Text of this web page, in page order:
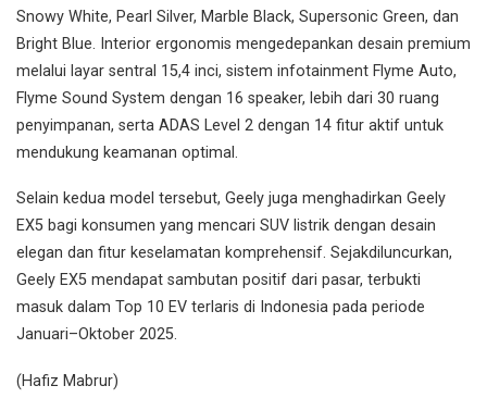
Snowy White, Pearl Silver, Marble Black, Supersonic Green, dan
Bright Blue. Interior ergonomis mengedepankan desain premium
melalui layar sentral 15,4 inci, sistem infotainment Flyme Auto,
Flyme Sound System dengan 16 speaker, lebih dari 30 ruang
penyimpanan, serta ADAS Level 2 dengan 14 fitur aktif untuk
mendukung keamanan optimal.
Selain kedua model tersebut, Geely juga menghadirkan Geely
EX5 bagi konsumen yang mencari SUV listrik dengan desain
elegan dan fitur keselamatan komprehensif. Sejakdiluncurkan,
Geely EX5 mendapat sambutan positif dari pasar, terbukti
masuk dalam Top 10 EV terlaris di Indonesia pada periode
Januari–Oktober 2025.
(Hafiz Mabrur)